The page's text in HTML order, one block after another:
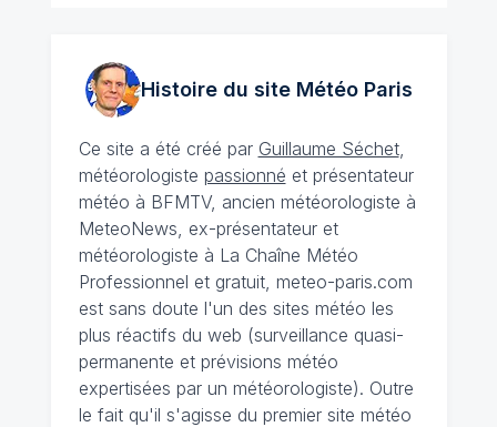
Histoire du site MétéoParis
Ce site a été créé par Guillaume Séchet,
météorologiste passionné et présentateur
météo à BFMTV, ancien météorologiste à
MeteoNews, ex-présentateur et
météorologiste à La Chaîne Météo
Professionnel et gratuit, meteo-paris.com
est sans doute l'un des sites météo les
plus réactifs du web (surveillance quasi-
permanente et prévisions météo
expertisées par un météorologiste). Outre
le fait qu'il s'agisse du premier site météo